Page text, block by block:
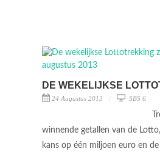
DE WEKELIJKSE
24 Augustus 2013 SBS 6
winnende getallen van de
kans op één miljoen euro en